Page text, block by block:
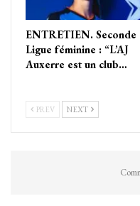
ENTRETIEN. Seconde
Ligue féminine : “L’AJ
Auxerre est un club…
PREV NEXT